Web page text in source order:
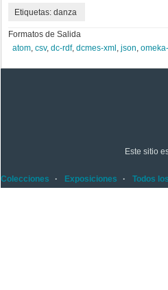
Etiquetas: danza
Formatos de Salida
atom, csv, dc-rdf, dcmes-xml , json,
Este sitio
Colecciones Exposiciones Todos